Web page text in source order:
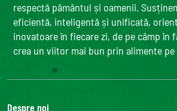
respectă pământul și oamenii.
eficientă, inteligentă și unificată,
inovatoare în fiecare zi, de pe câmp în
crea un viitor mai bun prin alimente pe
Despre noi